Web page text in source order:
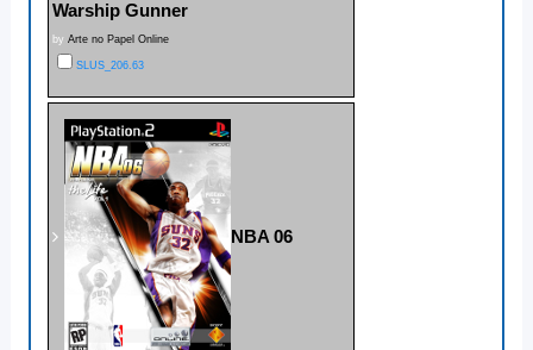
Warship Gunner
by Arte no Papel Online
SLUS_206.63
NBA 06